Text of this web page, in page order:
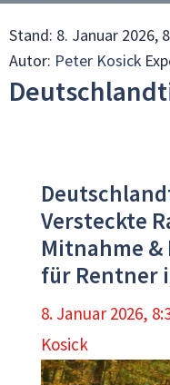
Stand: 8. Januar 2026,
Autor: Peter Kosick
Versteckte
Mitnahme
für Rentner
8. Januar 2026,
Kosick